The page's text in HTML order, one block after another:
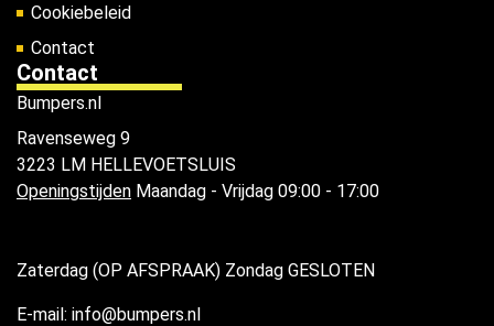
Cookiebeleid
Contact
Contact
Bumpers.nl
Ravenseweg 9
3223 LM HELLEVOETSLUIS
Openingstijden Maandag - Vrijdag 09:00 - 17:00
Zaterdag (OP AFSPRAAK) Zondag GESLOTEN
E-mail: info@bumpers.nl